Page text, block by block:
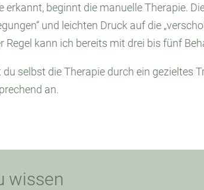
erkannt, beginnt die manuelle Therapie.
und leichten Druck auf die
Regel kann ich bereits mit drei bis fünf
selbst die Therapie durch ein gezieltes
an.
wissen